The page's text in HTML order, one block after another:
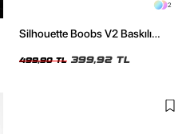
2
Silhouette Boobs V2 Baskılı
499,90 TL 399,92 TL